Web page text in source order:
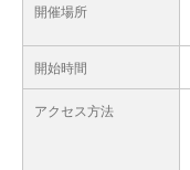
開催場所
開始時間
アクセス方法